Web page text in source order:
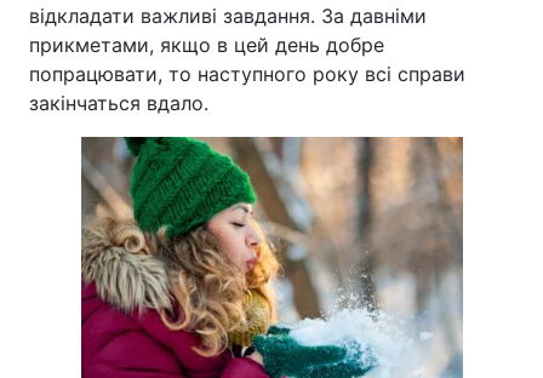
відкладати важливі завдання. За давніми
прикметами, якщо в цей день добре
попрацювати, то наступного року всі справи
закінчаться вдало.